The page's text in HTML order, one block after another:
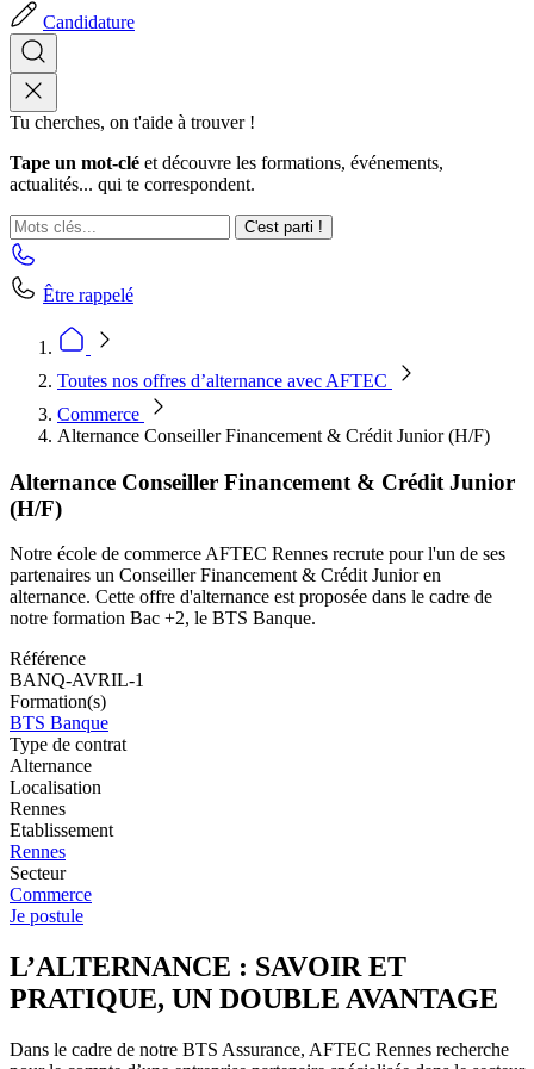
Candidature
Tu cherches, on t'aide à trouver !
Tape un mot-clé et découvre les formations, événements,
actualités... qui te correspondent.
C'est parti !
Être rappelé
Toutes nos offres d’alternance avec AFTEC
Commerce
Alternance Conseiller Financement & Crédit Junior (H/F)
Alternance Conseiller Financement & Crédit Junior
(H/F)
Notre école de commerce AFTEC Rennes recrute pour l'un de ses
partenaires un Conseiller Financement & Crédit Junior en
alternance. Cette offre d'alternance est proposée dans le cadre de
notre formation Bac +2, le BTS Banque.
Référence
BANQ-AVRIL-1
Formation(s)
BTS Banque
Type de contrat
Alternance
Localisation
Rennes
Etablissement
Rennes
Secteur
Commerce
Je postule
L’ALTERNANCE : SAVOIR ET
PRATIQUE, UN DOUBLE AVANTAGE
Dans le cadre de notre BTS Assurance, AFTEC Rennes recherche